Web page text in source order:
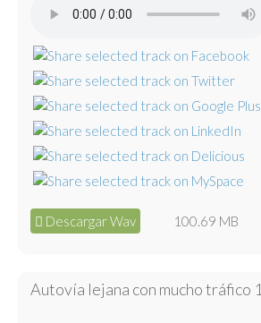
Descargar Wav 100.69 MB
Autovía lejana con mucho tráfico 1